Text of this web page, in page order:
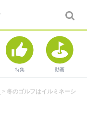
特集 動画
> 冬のゴルフはイルミネーシ